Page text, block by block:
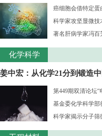
癌细胞会借特定
科学家攻坚显微技
著名肝病学家冯百
化学科学
姜中宏：从化学21分到锻造
第449期双清论坛“
基金委化学科学部
科学家揭示分子筛